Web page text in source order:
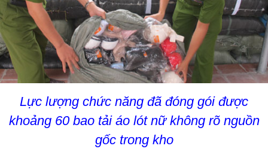
Lực lượng chức năng đã đóng gói được
khoảng 60 bao tải áo lót nữ không rõ nguồn
gốc trong kho